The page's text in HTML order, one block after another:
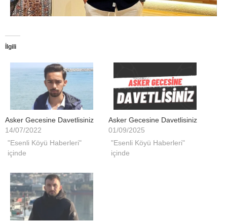
İlgili
Asker Gecesine Davetlisiniz
14/07/2022
"Esenli Köyü Haberleri"
içinde
Asker Gecesine Davetlisiniz
01/09/2025
"Esenli Köyü Haberleri"
içinde